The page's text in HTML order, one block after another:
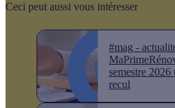
Ceci peut aussi vous intéresser
#mag -
semestre
recul